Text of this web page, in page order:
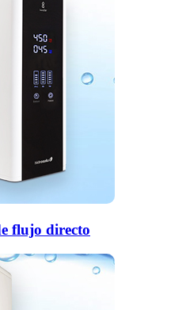
flujo directo